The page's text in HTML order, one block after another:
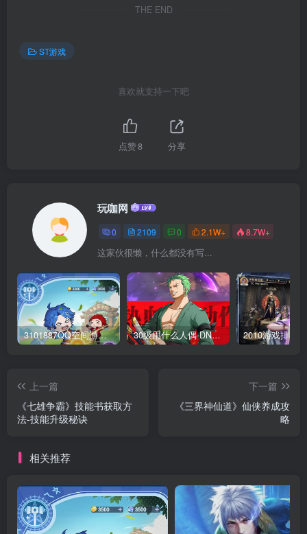
THE END
ST游戏
喜欢就支持一下吧
点赞8 分享
玩咖网
0 2109 0 2.1W+ 8.7W+
这家伙很懒，什么都没有写...
3101887QQ空间游戏专区-海量小游戏免费玩 30级用什么人偶-DNF新手升级人偶选择指南
上一篇
《七雄争霸》技能书获取方
法-技能升级秘诀
下一篇
《三界神仙道》仙侠养成攻
略
相关推荐